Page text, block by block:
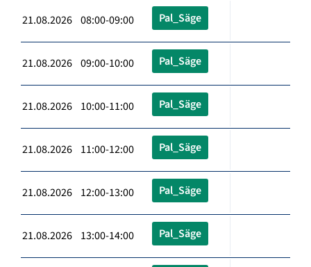
21.08.2026 08:00-09:00 Pal_Säge
21.08.2026 09:00-10:00 Pal_Säge
21.08.2026 10:00-11:00 Pal_Säge
21.08.2026 11:00-12:00 Pal_Säge
21.08.2026 12:00-13:00 Pal_Säge
21.08.2026 13:00-14:00 Pal_Säge